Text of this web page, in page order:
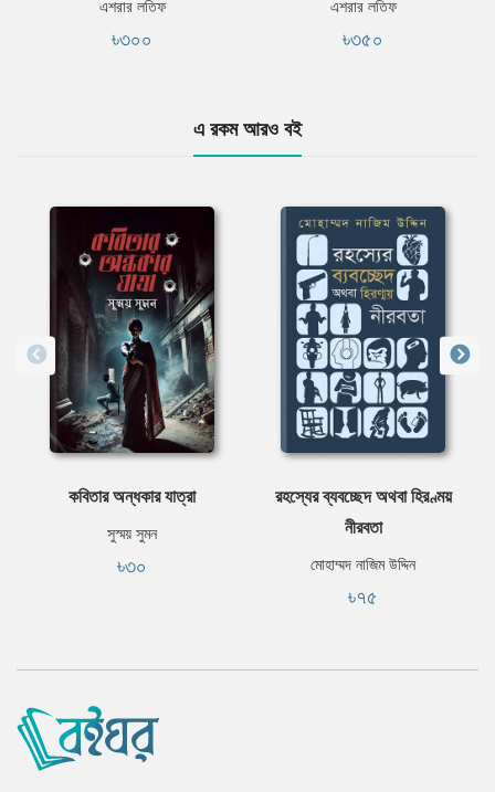
এশরার লতিফ
৳৩০০
এশরার লতিফ
৳৩৫০
এ রকম আরও বই
কবিতার অন্ধকার যাত্রা
সুস্ময় সুমন
৳৩০
রহস্যের ব্যবচ্ছেদ অথবা হিরণ্ময়
নীরবতা
মোহাম্মদ নাজিম উদ্দিন
৳৭৫